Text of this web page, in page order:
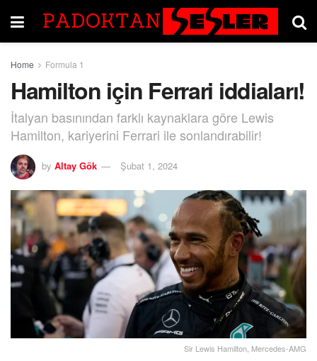
Home Formula 1
Hamilton için Ferrari iddiaları!
İtalyan basınından farklı kaynaklara göre Lewis
Hamilton, kariyerini Ferrari ile sonlandırabilir!
by Altay Gök Şubat 1, 2024
Sir Lewis Hamilton, Mercedes-AMG